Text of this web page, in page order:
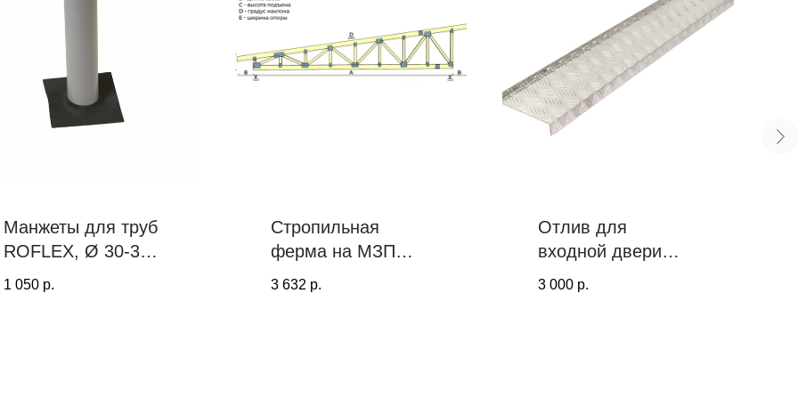
Манжеты для труб
ROFLEX, Ø 30-320
мм
1 050 р.
Стропильная
ферма на МЗП
односкатная, 8
3 632 р.
Отлив для
входной двери
алюминиевый
3 000 р.